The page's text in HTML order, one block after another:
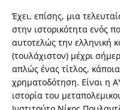
Έχει, επίσης, μια
στην ιστορικότητα ενός
αυτοτελώς την ελληνική
(τουλάχιστον) μέχρι
απλώς ένας τίτλος,
χρηματοδότηση. Είναι η
ιστορία του